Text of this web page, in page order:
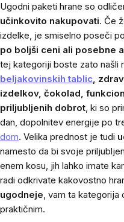
Ugodni paketi hrane so
učinkovito nakupovati. Če
izdelke, je smiselno poseči
po boljši ceni ali posebne
tej kategoriji boste zato našli
beljakovinskih tablic,
izdelkov, čokolad,
priljubljenih dobrot, ki so
dan, dopolnitev energije po
dom. Velika prednost je tudi
namesto da bi svoje
enem kosu, jih lahko imate
radi odkrivate kakovostno
ugodneje, vam ta kategorija
praktičnim.